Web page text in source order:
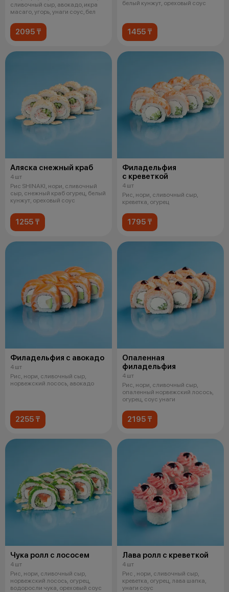
сливочный сыр, авокадо, икра
масаго, угорь, унаги соус, бел
2095 ₸
белый кунжут, ореховый соус
1455 ₸
Аляска снежный краб
4 шт
Рис SHINAKI, нори, сливочный
сыр, снежный краб огурец, белый
кунжут, ореховый соус
1255 ₸
Филадельфия
с креветкой
4 шт
Рис, нори, сливочный сыр,
креветка, огурец
1795 ₸
Филадельфия с авокадо
4 шт
Рис, нори, сливочный сыр,
норвежский лосось, авокадо
2255 ₸
Опаленная
филадельфия
4 шт
Рис, нори, сливочный сыр,
опаленный норвежский лосось,
огурец, соус унаги
2195 ₸
Чука ролл с лососем
4 шт
Рис, нори, сливочный сыр,
норвежский лосось, огурец,
водоросли чука, ореховый соус
Лава ролл с креветкой
4 шт
Рис , нори, сливочный сыр,
креветка, огурец, лава шапка,
унаги соус